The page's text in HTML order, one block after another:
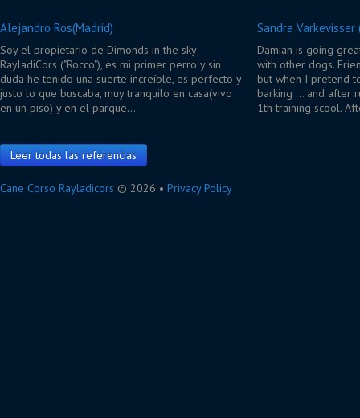
Alejandro Ros(Madrid)
Soy el propietario de Dimonds in the sky
RayladiCors ("Rocco"), es mi primer perro y sin
duda he tenido una suerte increíble, es perfecto y
justo lo que buscaba, muy tranquilo en casa(vivo
en un piso) y en el parque…
Sandra
Damian is going
with other dogs.
but when I pretend
barking ... and after
1th training scool.
Leer todas las referencias
Cane Corso Rayladicors © 2026 • Privacy Policy